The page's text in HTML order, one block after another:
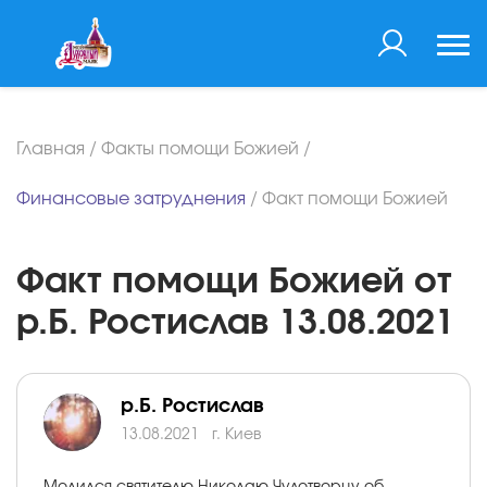
Главная / Факты помощи Божией /
Финансовые затруднения / Факт помощи Божией
Факт помощи Божией от
р.Б. Ростислав 13.08.2021
р.Б. Ростислав
13.08.2021 г. Киев